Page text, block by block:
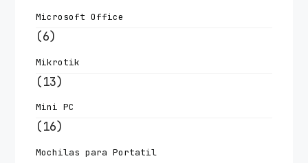
Microsoft Office
(6)
Mikrotik
(13)
Mini PC
(16)
Mochilas para Portatil